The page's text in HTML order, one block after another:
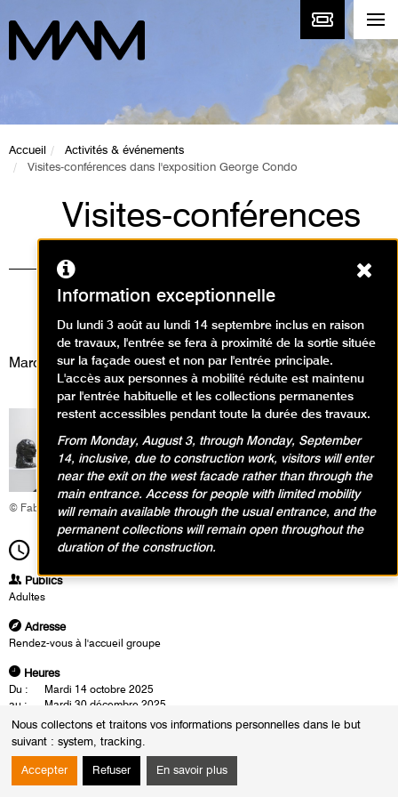
Nous collectons et traitons vos informations personnelles dans le but
suivant : system, tracking.
Accepter Refuser En savoir plus
Accueil
Activités & événements
Visites-conférences dans l'exposition George Condo
Visites-conférences
dans l'exposition
George Condo
Visites / Visite conférence
Mardi 16 décembre 2025
© Fabrice Gaboriau
14h30Durée1h30
Publics
Adultes
Adresse
Rendez-vous à l'accueil groupe
Heures
Du :
Mardi 14 octobre 2025
au :
Mardi 30 décembre 2025
Les :
mardis de 14h30 à 16h00
samedis de 16h00 à 17h30
Samedi 1 novembre 2025 de 16h00 à 17h30
Mardi 11 novembre 2025 de 14h30 à 16h00
Information exceptionnelle
Du lundi 3 août au lundi 14 septembre inclus en raison
de travaux, l'entrée se fera à proximité de la sortie située
sur la façade ouest et non par l'entrée principale.
L'accès aux personnes à mobilité réduite est maintenu
par l'entrée habituelle et les collections permanentes
restent accessibles pendant toute la durée des travaux.
From Monday, August 3, through Monday, September
14, inclusive, due to construction work, visitors will enter
near the exit on the west facade rather than through the
main entrance. Access for people with limited mobility
will remain available through the usual entrance, and the
permanent collections will remain open throughout the
duration of the construction.